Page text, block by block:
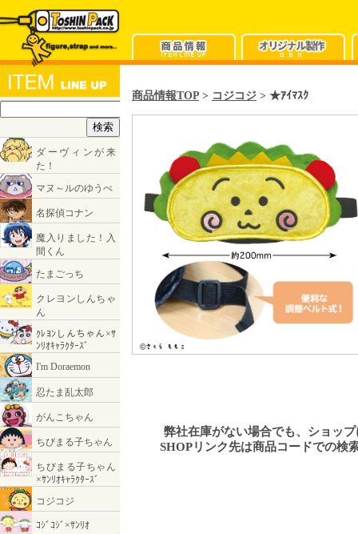
商品情報TOP > コジコジ > ★ｱｲﾏｽｸ
弊社在庫がない場合でも、ショッ
SHOPリンク先は商品コードでの検